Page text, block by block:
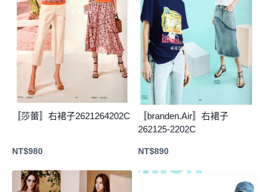
〚莎蕾〛右裙子2621264202C
NT$980
〚branden.Air〛右裙子
262125-2202C
NT$890